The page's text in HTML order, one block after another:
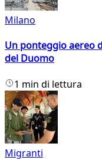
Milano
Un ponteggio aereo
del Duomo
1 min di lettura
Migranti